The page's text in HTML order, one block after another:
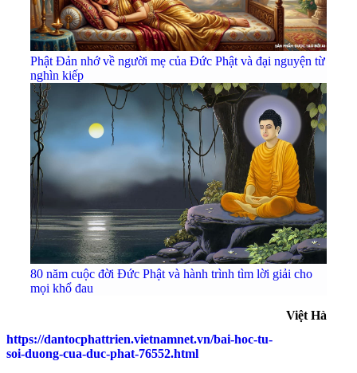
Phật Đản nhớ về người mẹ của Đức Phật và đại nguyện từ
nghìn kiếp
80 năm cuộc đời Đức Phật và hành trình tìm lời giải cho
mọi khổ đau
Việt Hà
https://dantocphattrien.vietnamnet.vn/bai-hoc-tu-
soi-duong-cua-duc-phat-76552.html